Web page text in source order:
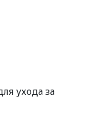
ухода за